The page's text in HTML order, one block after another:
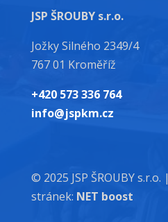
JSP ŠROUBY s.r.o.
Jožky Silného 2349/4
767 01 Kroměříž
+420 573 336 764
info@jspkm.cz
© 2025 JSP ŠROUBY s.r.o. |
stránek: NET boost